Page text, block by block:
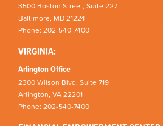
3500 Boston Street, Suite 227
Baltimore, MD 21224
Phone: 202-540-7400
VIRGINIA:
Arlington Office
2300 Wilson Blvd, Suite 719
Arlington, VA 22201
Phone: 202-540-7400